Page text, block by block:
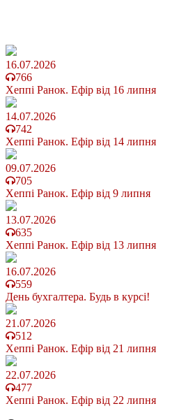
16.07.2026
766
Хеппі Ранок. Ефір від 16 липня
14.07.2026
742
Хеппі Ранок. Ефір від 14 липня
09.07.2026
705
Хеппі Ранок. Ефір від 9 липня
13.07.2026
635
Хеппі Ранок. Ефір від 13 липня
16.07.2026
559
День бухгалтера. Будь в курсі!
21.07.2026
512
Хеппі Ранок. Ефір від 21 липня
22.07.2026
477
Хеппі Ранок. Ефір від 22 липня